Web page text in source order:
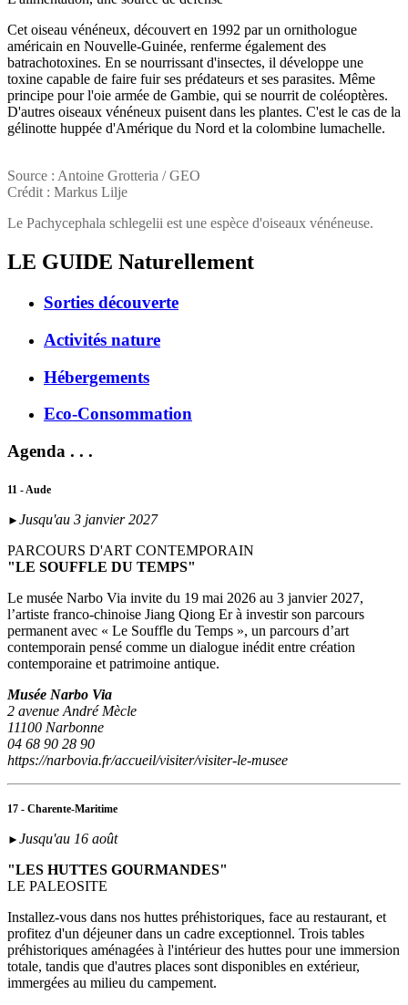
Cet oiseau vénéneux, découvert en 1992 par un ornithologue
américain en Nouvelle-Guinée, renferme également des
batrachotoxines. En se nourrissant d'insectes, il développe une
toxine capable de faire fuir ses prédateurs et ses parasites. Même
principe pour l'oie armée de Gambie, qui se nourrit de coléoptères.
D'autres oiseaux vénéneux puisent dans les plantes. C'est le cas de la
gélinotte huppée d'Amérique du Nord et la colombine lumachelle.
Source : Antoine Grotteria / GEO
Crédit : Markus Lilje
Le Pachycephala schlegelii est une espèce d'oiseaux vénéneuse.
LE GUIDE Naturellement
Sorties découverte
Activités nature
Hébergements
Eco-Consommation
Agenda . . .
11 - Aude
► Jusqu'au 3 janvier 2027
PARCOURS D'ART CONTEMPORAIN
"LE SOUFFLE DU TEMPS"
Le musée Narbo Via invite du 19 mai 2026 au 3 janvier 2027,
l’artiste franco-chinoise Jiang Qiong Er à investir son parcours
permanent avec « Le Souffle du Temps », un parcours d’art
contemporain pensé comme un dialogue inédit entre création
contemporaine et patrimoine antique.
Musée Narbo Via
2 avenue André Mècle
11100 Narbonne
04 68 90 28 90
https://narbovia.fr/accueil/visiter/visiter-le-musee
17 - Charente-Maritime
► Jusqu'au 16 août
"LES HUTTES GOURMANDES"
LE PALEOSITE
Installez-vous dans nos huttes préhistoriques, face au restaurant, et
profitez d'un déjeuner dans un cadre exceptionnel. Trois tables
préhistoriques aménagées à l'intérieur des huttes pour une immersion
totale, tandis que d'autres places sont disponibles en extérieur,
immergées au milieu du campement.